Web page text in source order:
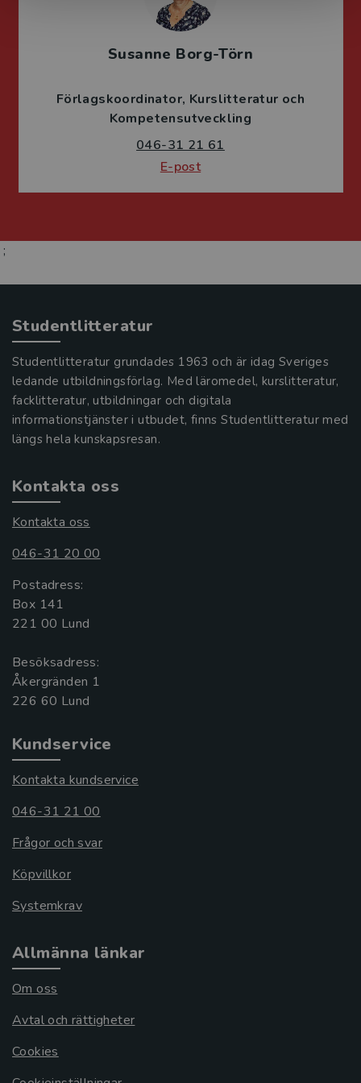
Susanne Borg-Törn
Förlagskoordinator Kurslitteratur och
Kompetensutveckling
046-31 21 61
E-post
;
Studentlitteratur
Studentlitteratur grundades 1963 och är idag Sveriges
ledande utbildningsförlag. Med läromedel, kurslitteratur,
facklitteratur, utbildningar och digitala
informationstjänster i utbudet, finns Studentlitteratur med
längs hela kunskapsresan.
Kontakta oss
Kontakta oss
046-31 20 00
Postadress:
Box 141
221 00 Lund
Besöksadress:
Åkergränden 1
Kundservice
Kontakta kundservice
046-31 21 00
Frågor och svar
Köpvillkor
Systemkrav
Allmänna länkar
Om oss
Avtal och rättigheter
Cookies